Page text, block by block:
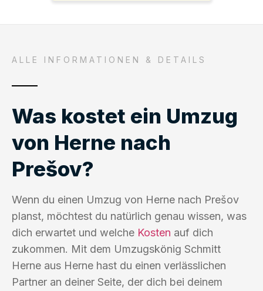
ALLE INFORMATIONEN & DETAILS
Was kostet ein Umzug
von Herne nach
Prešov?
Wenn du einen Umzug von Herne nach Prešov
planst, möchtest du natürlich genau wissen, was
dich erwartet und welche Kosten auf dich
zukommen. Mit dem Umzugskönig Schmitt
Herne aus Herne hast du einen verlässlichen
Partner an deiner Seite, der dich bei deinem